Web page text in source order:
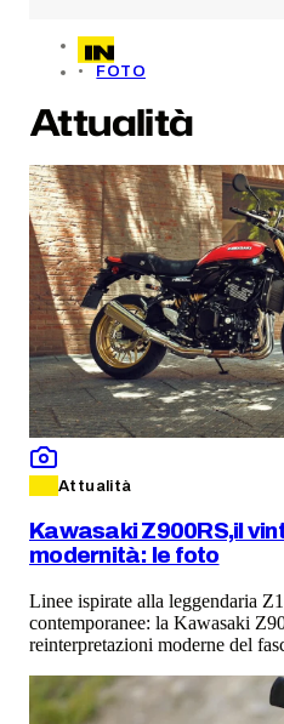
FOTO
Attualità
Attualità
Kawasaki Z900RS,il
modernità: le foto
Linee ispirate alla leggendaria
contemporanee: la Kawasaki
reinterpretazioni moderne del